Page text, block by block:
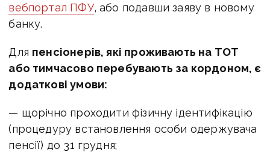
вебпортал ПФУ, або подавши заяву в новому
банку.
Для пенсіонерів, які проживають на ТОТ
або тимчасово перебувають за кордоном, є
додаткові умови:
— щорічно проходити фізичну ідентифікацію
(процедуру встановлення особи одержувача
пенсії) до 31 грудня;